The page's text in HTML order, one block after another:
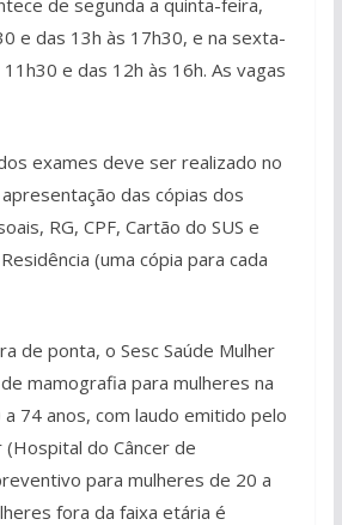
de segunda a quinta-feira,
e das 13h às 17h30, e na sexta-
e das 12h às 16h. As vagas
exames deve ser realizado no
das cópias dos
RG, CPF, Cartão do SUS e
(uma cópia para cada
de ponta, o Sesc Saúde Mulher
mamografia para mulheres na
74 anos, com laudo emitido pelo
do Câncer de
para mulheres de 20 a
fora da faixa etária é